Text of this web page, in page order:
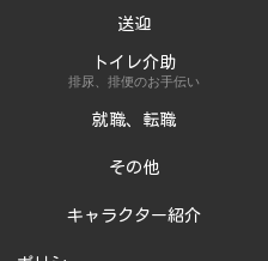
送迎
トイレ介助
排尿、排便のお手伝い
就職、転職
その他
キャラクター紹介